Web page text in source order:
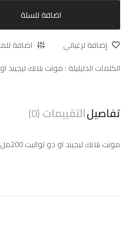
اضافة للسلة
إضافة لرغباتي
اضافة
الكلمات الدليليلة : مونت بلانك ليجيند او
تفاصيلالتقييمات (0)
مونت بلانك ليجيند او دو تواليت 200مل